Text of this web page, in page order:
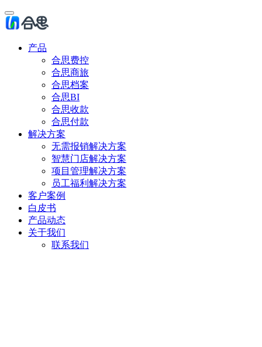
产品
合思费控
合思商旅
合思档案
合思BI
合思收款
合思付款
解决方案
无需报销解决方案
智慧门店解决方案
项目管理解决方案
员工福利解决方案
客户案例
白皮书
产品动态
关于我们
联系我们